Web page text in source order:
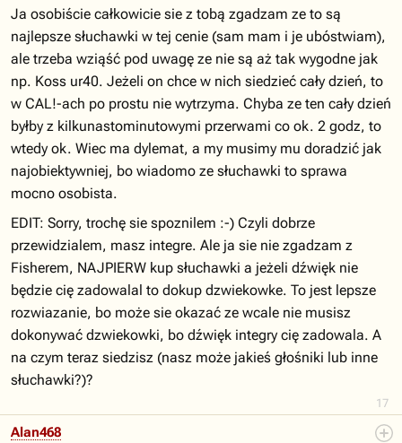
17
Ja osobiście całkowicie sie z tobą zgadzam ze to są
najlepsze słuchawki w tej cenie (sam mam i je ubóstwiam),
ale trzeba wziąść pod uwagę ze nie są aż tak wygodne jak
np. Koss ur40. Jeżeli on chce w nich siedzieć cały dzień, to
w CAL!-ach po prostu nie wytrzyma. Chyba ze ten cały dzień
byłby z kilkunastominutowymi przerwami co ok. 2 godz, to
wtedy ok. Wiec ma dylemat, a my musimy mu doradzić jak
najobiektywniej, bo wiadomo ze słuchawki to sprawa
mocno osobista.
EDIT: Sorry, trochę sie spoznilem :-) Czyli dobrze
przewidzialem, masz integre. Ale ja sie nie zgadzam z
Fisherem, NAJPIERW kup słuchawki a jeżeli dźwięk nie
będzie cię zadowalal to dokup dzwiekowke. To jest lepsze
rozwiazanie, bo może sie okazać ze wcale nie musisz
dokonywać dzwiekowki, bo dźwięk integry cię zadowala. A
na czym teraz siedzisz (nasz może jakieś głośniki lub inne
słuchawki?)?
Alan468